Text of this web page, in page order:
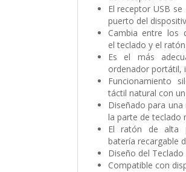
El receptor USB
puerto del
Cambia entre los
elteclado y el
Es el más
ordenador portátil,
Funcionamiento
táctil natural con
Diseñado para
la parte de teclado
El ratón de alta
batería recargable
Diseño del
Compatible con